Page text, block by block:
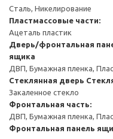
Сталь, Никелирование
Пластмассовые части:
Ацеталь пластик
Дверь/фронтальная
ящика
ДВП, Бумажная пленка,
Стеклянная дверь
Закаленное стекло
Фронтальная часть:
ДВП, Бумажная пленка,
Фронтальная панель